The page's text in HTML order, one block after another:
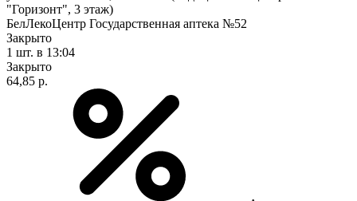
"Горизонт", 3 этаж)
БелЛекоЦентр Государственная аптека №52
Закрыто
1 шт. в 13:04
Закрыто
64,85 р.